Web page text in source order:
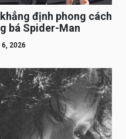
định phong cách
bá Spider-Man
2026